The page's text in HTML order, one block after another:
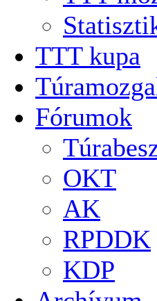
TTT kupa
Fórumok
OKT
AK
RPDDK
KDP